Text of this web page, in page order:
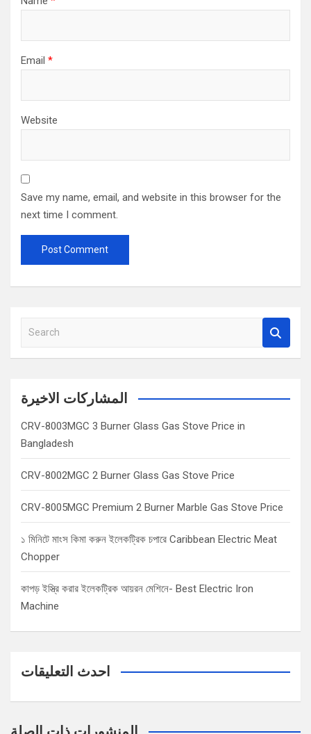
Email *
Website
Save my name, email, and website in this browser for the
next time I comment.
a
c
المشاركات الاخيرة
CRV-8003MGC 3 Burner Glass Gas Stove Price in
Bangladesh
CRV-8002MGC 2 Burner Glass Gas Stove Price
CRV-8005MGC Premium 2 Burner Marble Gas Stove Price
১ মিনিটে মাংস কিমা করুন ইলেকট্রিক চপারে Caribbean Electric Meat
Chopper
কাপড় ইস্ত্রি করার ইলেকট্রিক আয়রন মেশিনে- Best Electric Iron
Machine
احدث التعليقات